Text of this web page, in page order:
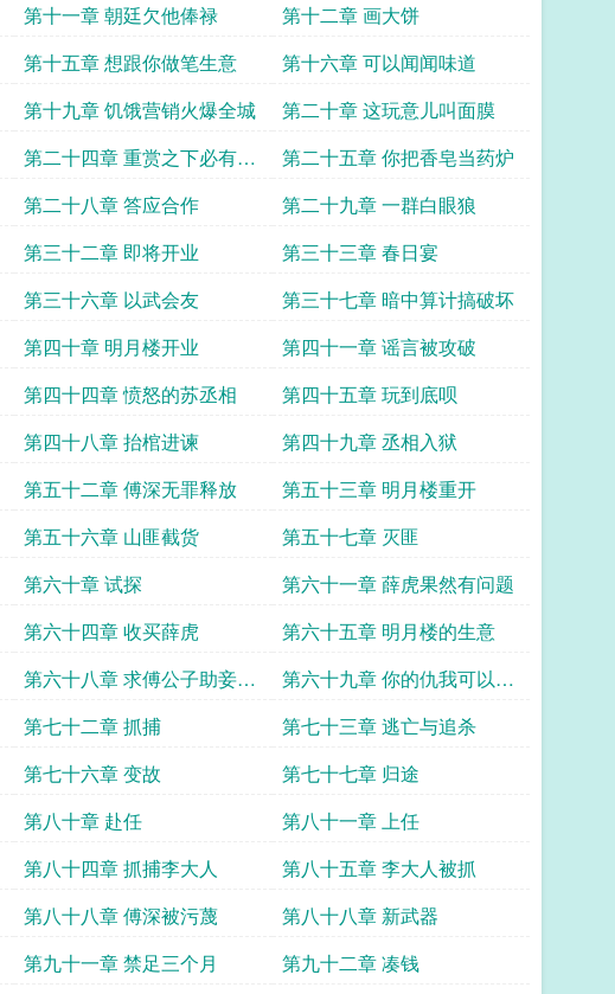
第十一章 朝廷欠他俸禄
第十二章 画大饼
第十五章 想跟你做笔生意
第十六章 可以闻闻味道
第十九章 饥饿营销火爆全城
第二十章 这玩意儿叫面膜
第二十四章 重赏之下必有勇
夫
第二十五章 你把香皂当药炉
第二十八章 答应合作
第二十九章 一群白眼狼
第三十二章 即将开业
第三十三章 春日宴
第三十六章 以武会友
第三十七章 暗中算计搞破坏
第四十章 明月楼开业
第四十一章 谣言被攻破
第四十四章 愤怒的苏丞相
第四十五章 玩到底呗
第四十八章 抬棺进谏
第四十九章 丞相入狱
第五十二章 傅深无罪释放
第五十三章 明月楼重开
第五十六章 山匪截货
第五十七章 灭匪
第六十章 试探
第六十一章 薛虎果然有问题
第六十四章 收买薛虎
第六十五章 明月楼的生意
第六十八章 求傅公子助妾身
一臂之力
第六十九章 你的仇我可以帮
你报
第七十二章 抓捕
第七十三章 逃亡与追杀
第七十六章 变故
第七十七章 归途
第八十章 赴任
第八十一章 上任
第八十四章 抓捕李大人
第八十五章 李大人被抓
第八十八章 傅深被污蔑
第八十八章 新武器
第九十一章 禁足三个月
第九十二章 凑钱